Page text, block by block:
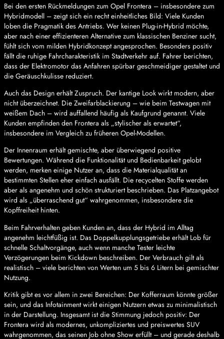
Bei den ersten Rückmeldungen zum Opel Frontera – insbesondere zum
Hybridmodell – zeigt sich ein recht einheitliches Bild: Viele Kunden
loben die Pragmatik des Antriebs. Wer keinen Plug-in-Hybrid möchte,
aber nach einer effizienteren Alternative zum klassischen Benziner sucht,
fühlt sich vom milden Hybridkonzept angesprochen. Besonders positiv
fällt die ruhige Fahrcharakteristik im Stadtverkehr auf. Fahrer berichten,
dass der Elektromotor das Anfahren spürbar geschmeidiger gestaltet und
die Geräuschkulisse reduziert.
Auch das Design erhält Zuspruch. Der kantige Look wirkt modern, aber
nicht überzeichnet. Die Zweifarblackierung – wie beim Testwagen mit
weißem Dach – wird auffallend häufig als Kaufgrund genannt. Viele
Kunden empfinden den Frontera als „stylischer als erwartet“,
insbesondere im Vergleich zu früheren Opel-Modellen.
Der Innenraum erhält gemischte, aber überwiegend positive
Bewertungen. Während die Funktionalität und Bedienbarkeit gelobt
werden, merken einige Nutzer an, dass die Materialqualität an
bestimmten Stellen eher einfach ausfällt. Die recycelten Stoffe werden
aber als angenehm und schön strukturiert beschrieben. Das Platzangebot
wird als „überraschend gut“ wahrgenommen, insbesondere die
Kopffreiheit hinten.
Beim Fahrverhalten geben Kunden an, dass der Hybrid im Alltag
angenehm leichtfüßig ist. Das Doppelkupplungsgetriebe erhält Lob für
schnelle Schaltvorgänge, auch wenn manche Tester leichte
Verzögerungen beim Kickdown beschreiben. Der Verbrauch gilt als
realistisch – viele berichten von Werten um 5 bis 6 Litern bei gemischter
Nutzung.
Kritik gibt es vor allem in zwei Bereichen: Der Kofferraum könnte größer
sein, und das Infotainment wirkt einigen Nutzern etwas zu minimalistisch
in der Darstellung. Insgesamt ist die Stimmung jedoch positiv: Der
Frontera wird als modernes, unkompliziertes und preiswertes SUV
wahrgenommen, das seinen Job ohne Show erfüllt – und gerade deshalb